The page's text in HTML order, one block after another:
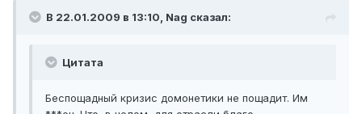
В 22.01.2009 в 13:10, Nag сказал:
Цитата
Беспощадный кризис домонетики не пощадит. Им